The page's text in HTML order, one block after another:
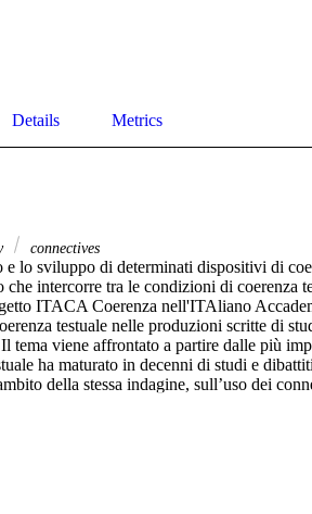
Details Metrics
connectives
e lo sviluppo di determinati dispositivi di
intercorre tra le condizioni di coerenza
ITACA Coerenza nell'ITAliano
testuale nelle produzioni scritte di
tema viene affrontato a partire dalle più
ha maturato in decenni di studi e
della stessa indagine, sull’uso dei
ricercate. Se e come questo correli con il